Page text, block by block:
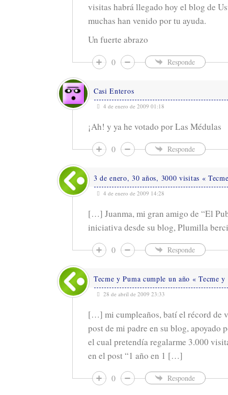
visitas habrá llegado hoy el blog de
muchas han venido por tu ayuda.
Un fuerte abrazo
0 Responde
Casi Enteros
4 de enero de 2009 01:18
¡Ah! y ya he votado por Las Médulas
0 Responde
3 de enero, 30 años, 3000 visitas «
4 de enero de 2009 14:28
[…] Juanma, mi gran amigo de “El
iniciativa desde su blog, Plumilla
0 Responde
Tecme y Puma cumple un año « Tecme y
28 de abril de 2009 23:33
[…] mi cumpleaños, batí el récord de
post de mi padre en su blog, apoyado
el cual pretendía regalarme 3.000
en el post “1 año en 1 […]
0 Responde